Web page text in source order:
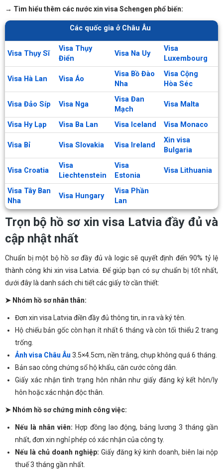
→ Tìm hiểu thêm các nước xin visa Schengen phổ biến:
Các quốc gia ở Châu Âu
Visa Thụy Sĩ
Visa Thụy
Điển
Visa Na Uy
Visa
Luxembourg
Visa Hà Lan Visa Áo
Visa Bồ Đào
Nha
Visa Cộng
Hòa Séc
Visa Đảo Síp Visa Nga
Visa Đan
Mạch
Visa Malta
Visa Hy Lạp Visa Ba Lan Visa Iceland Visa Monaco
Visa Bỉ Visa Slovakia Visa Ireland
Xin visa
Bulgaria
Visa Croatia
Visa
Liechtenstein
Visa
Estonia
Visa Lithuania
Visa Tây Ban
Nha
Visa Hungary
Visa Phần
Lan
Trọn bộ hồ sơ xin visa Latvia đầy đủ và
cập nhật nhất
Chuẩn bị một bộ hồ sơ đầy đủ và logic sẽ quyết định đến 90% tỷ lệ
thành công khi xin visa Latvia. Để giúp bạn có sự chuẩn bị tốt nhất,
dưới đây là danh sách chi tiết các giấy tờ cần thiết:
➤ Nhóm hồ sơ nhân thân:
Đơn xin visa Latvia điền đầy đủ thông tin, in ra và ký tên.
Hộ chiếu bản gốc còn hạn ít nhất 6 tháng và còn tối thiểu 2 trang
trống.
Ảnh visa Châu Âu 3.5×4.5cm, nền trắng, chụp không quá 6 tháng.
Bản sao công chứng sổ hộ khẩu, căn cước công dân.
Giấy xác nhận tình trạng hôn nhân như giấy đăng ký kết hôn/ly
hôn hoặc xác nhận độc thân.
➤ Nhóm hồ sơ chứng minh công việc:
Nếu là nhân viên: Hợp đồng lao động, bảng lương 3 tháng gần
nhất, đơn xin nghỉ phép có xác nhận của công ty.
Nếu là chủ doanh nghiệp: Giấy đăng ký kinh doanh, biên lai nộp
thuế 3 tháng gần nhất.